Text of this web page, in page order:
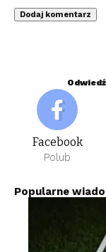
Facebook
Polub
Popularne